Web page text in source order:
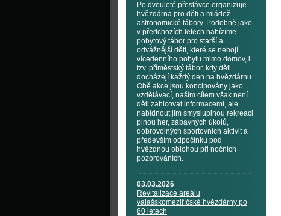
Po dvouleté přestávce organizuje
hvězdárna pro děti a mládež
astronomické tábory. Podobně jako
v předchozích letech nabízíme
pobytový tábor pro starší a
odvážnější děti, které se nebojí
vícedenního pobytu mimo domov, i
tzv. příměstský tábor, kdy děti
docházejí každý den na hvězdárnu.
Obě akce jsou koncipovány jako
vzdělávací, naším cílem však není
děti zahlcovat informacemi, ale
nabídnout jim smysluplnou rekreaci
plnou her, zábavných úkolů,
dobrovolných sportovních aktivit a
především odpočinku pod
hvězdnou oblohou při nočních
pozorováních.
03.03.2026
Revitalizace areálu
valašskomeziříčské hvězdárny po
60 letech